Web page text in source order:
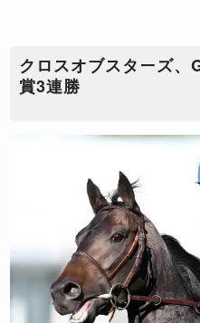
クロスオブスターズ、
賞3連勝